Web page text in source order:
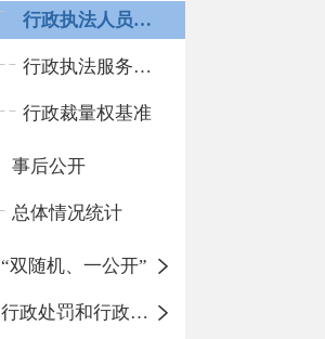
行政执法人员公示
行政执法服务指南
行政裁量权基准
事后公开
总体情况统计
“双随机、一公开”
行政处罚和行政强制